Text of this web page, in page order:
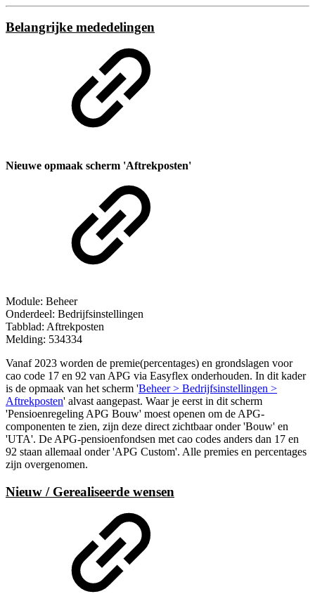
Belangrijke mededelingen
Nieuwe opmaak scherm 'Aftrekposten'
Module: Beheer
Onderdeel: Bedrijfsinstellingen
Tabblad: Aftrekposten
Melding: 534334
Vanaf 2023 worden de premie(percentages) en grondslagen voor
cao code 17 en 92 van APG via Easyflex onderhouden. In dit kader
is de opmaak van het scherm 'Beheer > Bedrijfsinstellingen >
Aftrekposten' alvast aangepast. Waar je eerst in dit scherm
'Pensioenregeling APG Bouw' moest openen om de APG-
componenten te zien, zijn deze direct zichtbaar onder 'Bouw' en
'UTA'. De APG-pensioenfondsen met cao codes anders dan 17 en
92 staan allemaal onder 'APG Custom'. Alle premies en percentages
zijn overgenomen.
Nieuw / Gerealiseerde wensen